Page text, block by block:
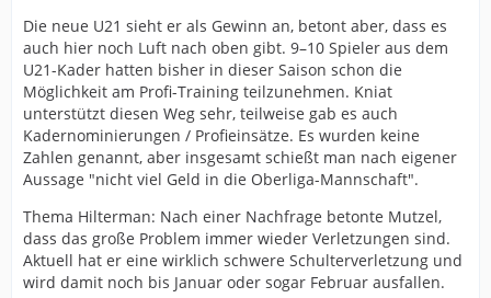
Die neue U21 sieht er als Gewinn an, betont aber, dass es
auch hier noch Luft nach oben gibt. 9–10 Spieler aus dem
U21-Kader hatten bisher in dieser Saison schon die
Möglichkeit am Profi-Training teilzunehmen. Kniat
unterstützt diesen Weg sehr, teilweise gab es auch
Kadernominierungen / Profieinsätze. Es wurden keine
Zahlen genannt, aber insgesamt schießt man nach eigener
Aussage "nicht viel Geld in die Oberliga-Mannschaft".
Thema Hilterman: Nach einer Nachfrage betonte Mutzel,
dass das große Problem immer wieder Verletzungen sind.
Aktuell hat er eine wirklich schwere Schulterverletzung und
wird damit noch bis Januar oder sogar Februar ausfallen.